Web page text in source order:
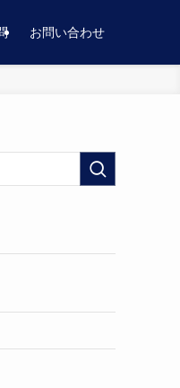
お問い合わせ